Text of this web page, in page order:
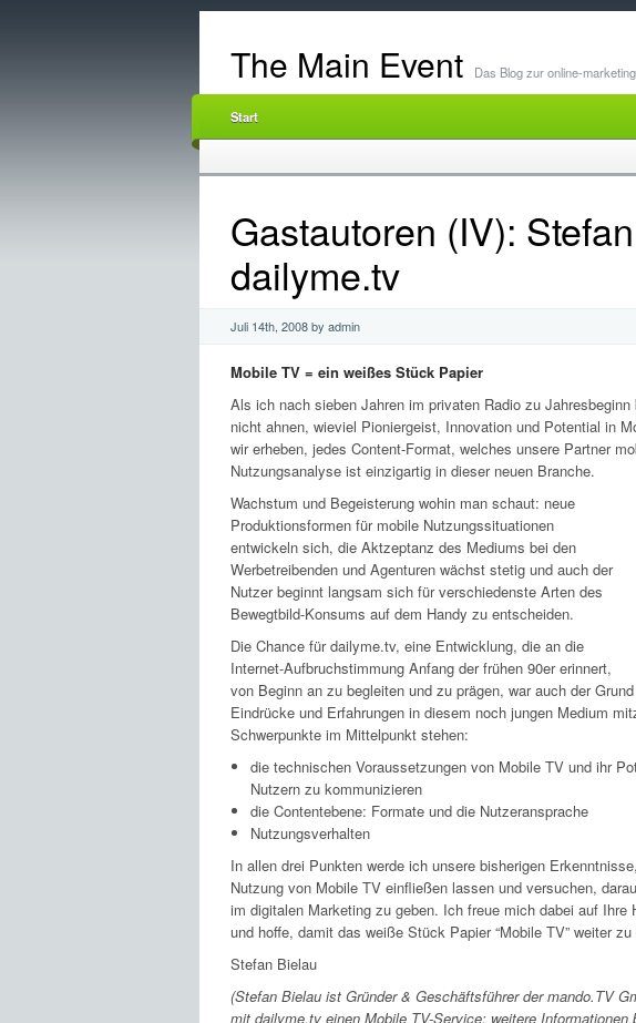
The Main Event Das Blog zur online-
Start
Gastautoren (IV):
dailyme.tv
Juli 14th, 2008 by admin
Mobile TV = ein weißes Stück Papier
Als ich nach sieben Jahren im privaten Radio zu Jahresbeginn
nicht ahnen, wieviel Pioniergeist, Innovation und Potential in
wir erheben, jedes Content-Format, welches unsere Partner
Nutzungsanalyse ist einzigartig in dieser neuen Branche.
Wachstum und Begeisterung wohin man schaut: neue
Produktionsformen für mobile Nutzungssituationen
entwickeln sich, die Aktzeptanz des Mediums bei den
Werbetreibenden und Agenturen wächst stetig und auch der
Nutzer beginnt langsam sich für verschiedenste Arten des
Bewegtbild-Konsums auf dem Handy zu entscheiden.
Die Chance für dailyme.tv, eine Entwicklung, die an die
Internet-Aufbruchstimmung Anfang der frühen 90er erinnert,
von Beginn an zu begleiten und zu prägen, war auch der
Eindrücke und Erfahrungen in diesem noch jungen Medium
Schwerpunkte im Mittelpunkt stehen:
die technischen Voraussetzungen von Mobile TV und ihr
Nutzern zu kommunizieren
die Contentebene: Formate und die Nutzeransprache
Nutzungsverhalten
In allen drei Punkten werde ich unsere bisherigen
Nutzung von Mobile TV einfließen lassen und versuchen,
im digitalen Marketing zu geben. Ich freue mich dabei auf Ihre
und hoffe, damit das weiße Stück Papier “Mobile TV” weiter zu
Stefan Bielau
(Stefan Bielau ist Gründer & Geschäftsführer der mando.TV
mit dailyme.tv einen Mobile TV-Service; weitere Informationen